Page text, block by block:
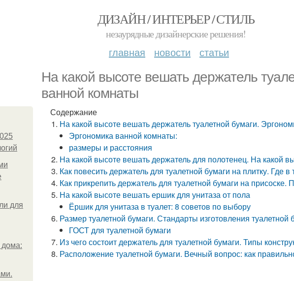
ДИЗАЙН / ИНТЕРЬЕР / СТИЛЬ
незаурядные дизайнерские решения!
главная новости статьи
На какой высоте вешать держатель
ванной комнаты
для
дома:
Содержание
На какой высоте вешать держатель туалетной бумаги.
Эргономика ванной комнаты:
размеры и расстояния
На какой высоте вешать держатель для полотенец. На какой
Как повесить держатель для туалетной бумаги на плитку. Где
Как прикрепить держатель для туалетной бумаги на
На какой высоте вешать ершик для унитаза от пола
Ёршик для унитаза в туалет: 8 советов по выбору
Размер туалетной бумаги. Стандарты изготовления туалетной
ГОСТ для туалетной бумаги
Из чего состоит держатель для туалетной бумаги. Типы
Расположение туалетной бумаги. Вечный вопрос: как